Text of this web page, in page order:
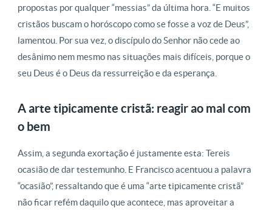
propostas por qualquer “messias” da última hora. “E muitos
cristãos buscam o horóscopo como se fosse a voz de Deus”,
lamentou. Por sua vez, o discípulo do Senhor não cede ao
desânimo nem mesmo nas situações mais difíceis, porque o
seu Deus é o Deus da ressurreição e da esperança.
A arte tipicamente cristã: reagir ao mal com
o bem
Assim, a segunda exortação é justamente esta: Tereis
ocasião de dar testemunho. E Francisco acentuou a palavra
“ocasião”, ressaltando que é uma “arte tipicamente cristã”
não ficar refém daquilo que acontece, mas aproveitar a